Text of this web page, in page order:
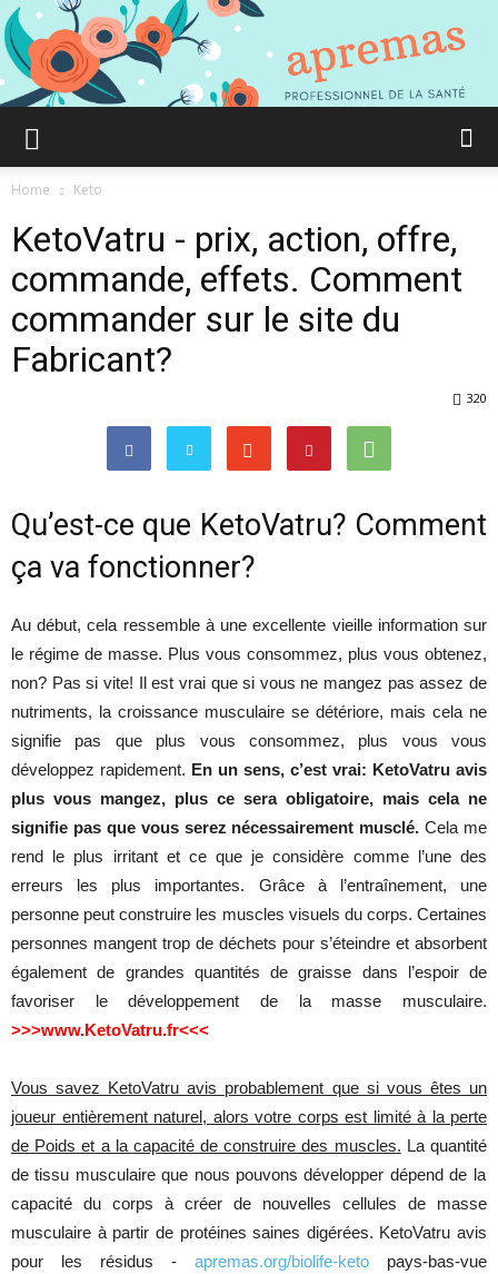
Comment
en
santé
et
silhouette
mince
Home Keto
KetoVatru - prix, action, offre,
commande, effets. Comment
commander sur le site du
Fabricant?
320
Qu’est-ce que KetoVatru? Comment
ça va fonctionner?
Audébut, cela ressembleà une excellente vieille informationsur
le régime de masse. Plus vous consommez, plus vous obtenez,
non? Pas si vite! Ilest vrai quesi vous ne mangez pasassez de
nutriments, la croissance musculaire se détériore, mais cela ne
signifie pas queplus vous consommez, plus vous vous
développez rapidement. En un sens, c’est vrai: KetoVatru avis
plus vous mangez, plus ce sera obligatoire, mais cela ne
signifie pas que vous serez nécessairement musclé. Cela me
rend le plus irritantet ceque jeconsidère comme l’unedes
erreurs
les plus importantes. Grâceà l’entraînement, une
personne peut construire les muscles visuels du corps. Certaines
personnes mangent trop de déchets pour s’éteindre et absorbent
également de grandes quantités degraisse dans l’espoirde
favoriser ledéveloppement de la masse musculaire.
>>>www.KetoVatru.fr<<<
Vous savez KetoVatru avis probablement que si vous êtes un
joueur entièrement naturel, alors votre corps est limité à la perte
de Poids et a la capacité de construire des muscles. Laquantité
detissu musculaire que nous pouvons développer dépendde la
capacité du corps à créer de nouvelles cellules de masse
musculaire à partir de protéines saines digérées. KetoVatru avis
pour
les résidus - apremas.org/biolife-keto pays-bas-vue